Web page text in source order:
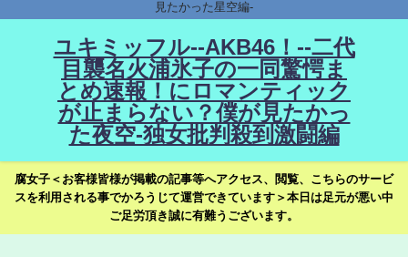
見たかった星空編-
ユキミッフル--AKB46！--二代
目襲名火浦氷子の一同驚愕ま
とめ速報！にロマンティック
が止まらない？僕が見たかっ
た夜空-独女批判殺到激闘編
腐女子＜お客様皆様が掲載の記事等へアクセス、閲覧、こちらのサービ
スを利用される事でかろうじて運営できています＞本日は足元が悪い中
ご足労頂き誠に有難うございます。